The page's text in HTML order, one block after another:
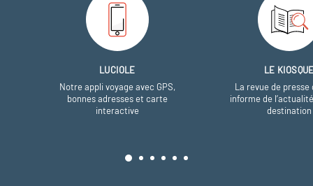
LUCIOLE
Notre appli voyage avec GPS,
bonnes adresses et carte
interactive
LE
La revue de presse
informe de
destination